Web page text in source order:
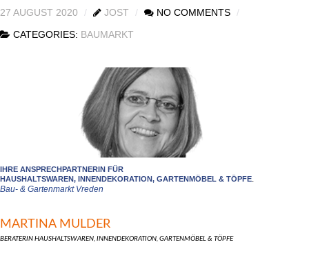
27 AUGUST 2020 JOST NO COMMENTS
CATEGORIES: BAUMARKT
IHRE ANSPRECHPARTNERIN FÜR
HAUSHALTSWAREN, INNENDEKORATION, GARTENMÖBEL & TÖPFE.
Bau- & Gartenmarkt Vreden
MARTINA MULDER
BERATERIN HAUSHALTSWAREN, INNENDEKORATION, GARTENMÖBEL & TÖPFE